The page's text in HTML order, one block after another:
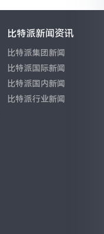
比特派新闻资讯
比特派集团新闻
比特派国际新闻
比特派国内新闻
比特派行业新闻